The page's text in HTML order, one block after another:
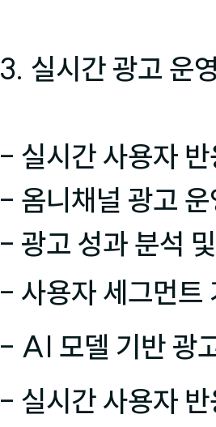
3. 실시간 광고 운
- 실시간 사용자
- 옴니채널 광고
- 광고 성과 분석
- 사용자 세그먼트
- AI 모델 기반 광
- 실시간 사용자